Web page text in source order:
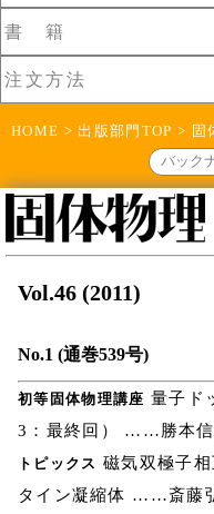
書 籍
注文方法
HOME >出版部門TOP > 固
バック
Vol.46 (2011)
No.1 (通巻539号)
初等固体物理講座 量子ド
3：最終回） ……勝本
トピックス 磁気双極子
タイン凝縮体 ……斎藤